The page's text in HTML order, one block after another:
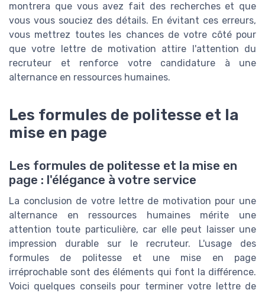
montrera que vous avez fait des recherches et que
vous vous souciez des détails. En évitant ces erreurs,
vous mettrez toutes les chances de votre côté pour
que votre lettre de motivation attire l'attention du
recruteur et renforce votre candidature à une
alternance en ressources humaines.
Les formules de politesse et la
mise en page
Les formules de politesse et la mise en
page : l'élégance à votre service
La conclusion de votre lettre de motivation pour une
alternance en ressources humaines mérite une
attention toute particulière, car elle peut laisser une
impression durable sur le recruteur. L'usage des
formules de politesse et une mise en page
irréprochable sont des éléments qui font la différence.
Voici quelques conseils pour terminer votre lettre de